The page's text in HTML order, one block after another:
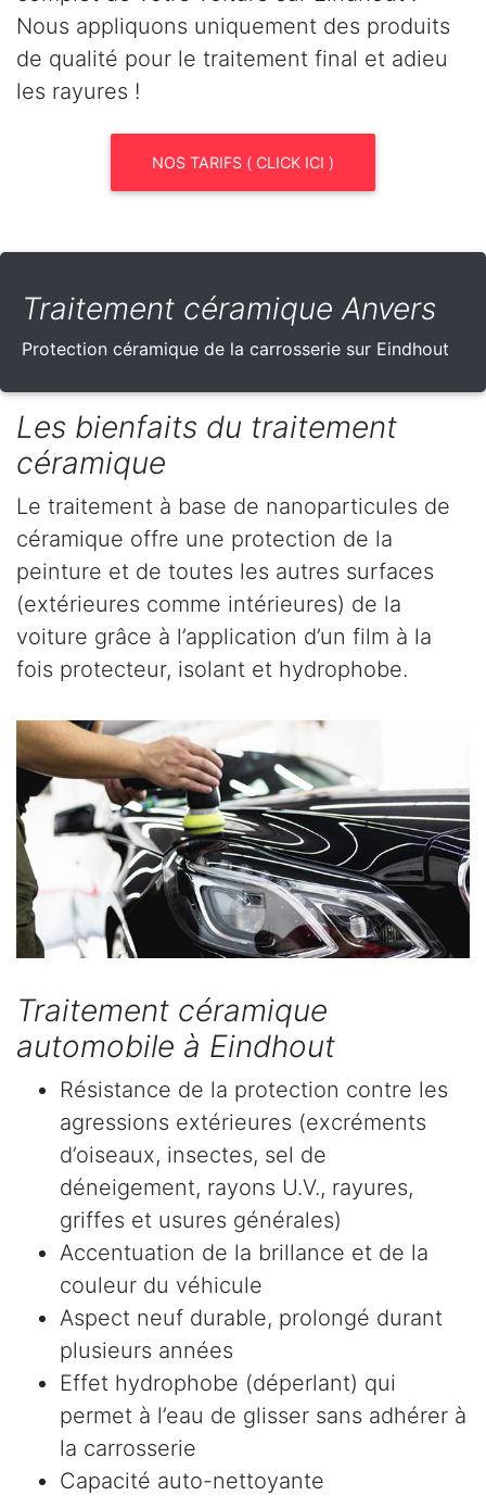
Nous appliquons uniquement des produits
de qualité pour le traitement final et adieu
les rayures !
NOS TARIFS ( CLICK ICI )
Traitement céramique Anvers
Protection céramique de la carrosserie sur Eindhout
Les bienfaits du traitement
céramique
Le traitement à base de nanoparticules de
céramique offre une protection de la
peinture et de toutes les autres surfaces
(extérieures comme intérieures) de la
voiture grâce à l’application d’un film à la
fois protecteur, isolant et hydrophobe.
Traitement céramique
automobile à Eindhout
Résistance de la protection contre les
agressions extérieures (excréments
d’oiseaux, insectes, sel de
déneigement, rayons U.V., rayures,
griffes et usures générales)
Accentuation de la brillance et de la
couleur du véhicule
Aspect neuf durable, prolongé durant
plusieurs années
Effet hydrophobe (déperlant) qui
permet à l’eau de glisser sans adhérer à
la carrosserie
Capacité auto-nettoyante